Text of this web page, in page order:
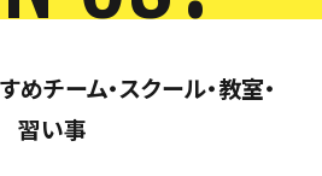
めチーム・スクール・教室・
習い事